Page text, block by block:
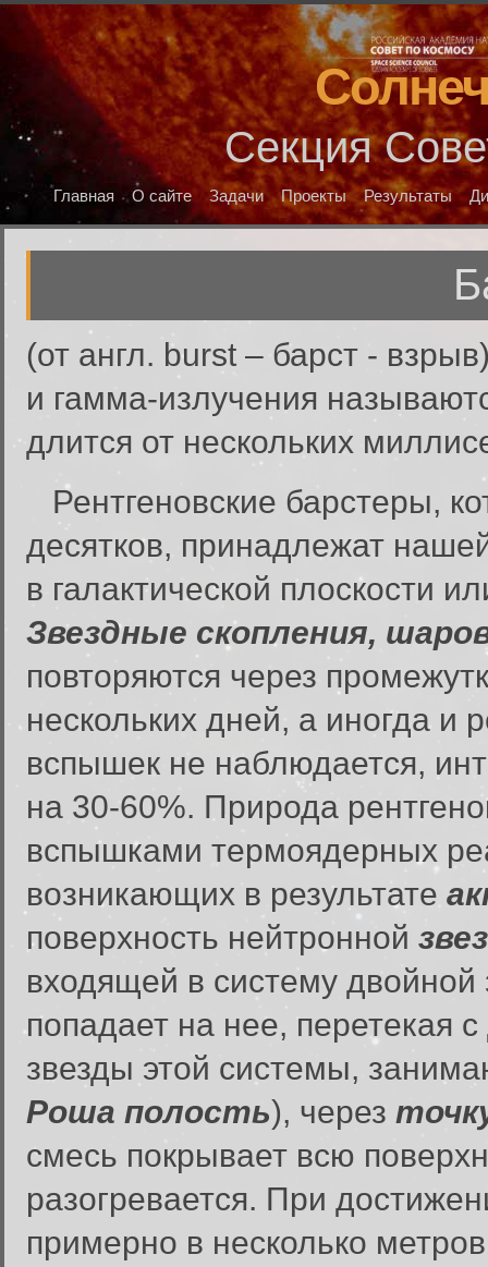
Секция
Главная О сайте Задачи Проекты Результаты
(от англ. burst – барст -
и гамма-излучения
длится от нескольких
Рентгеновские барстеры,
десятков, принадлежат
в галактической плоскости
Звездные скопления,
повторяются через
нескольких дней, а иногда и
вспышек не наблюдается,
на 30-60%. Природа
вспышками термоядерных
возникающих в результате
поверхность нейтронной
входящей в систему
попадает на нее, перетекая
звезды этой системы,
Роша полость), через
смесь покрывает всю
разогревается. При
примерно в несколько